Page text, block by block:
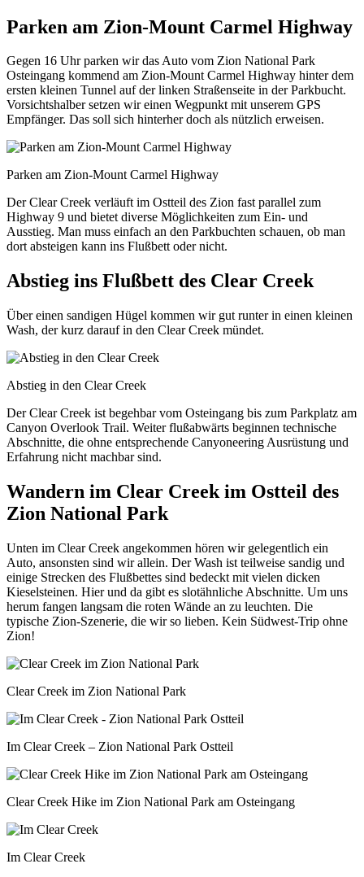
Parken am Zion-Mount Carmel Highway
Gegen 16 Uhr parken wir das Auto vom Zion National Park
Osteingang kommend am Zion-Mount Carmel Highway hinter dem
ersten kleinen Tunnel auf der linken Straßenseite in der Parkbucht.
Vorsichtshalber setzen wir einen Wegpunkt mit unserem GPS
Empfänger. Das soll sich hinterher doch als nützlich erweisen.
Parken am Zion-Mount Carmel Highway
Der Clear Creek verläuft im Ostteil des Zion fast parallel zum
Highway 9 und bietet diverse Möglichkeiten zum Ein- und
Ausstieg. Man muss einfach an den Parkbuchten schauen, ob man
dort absteigen kann ins Flußbett oder nicht.
Abstieg ins Flußbett des Clear Creek
Über einen sandigen Hügel kommen wir gut runter in einen kleinen
Wash, der kurz darauf in den Clear Creek mündet.
Abstieg in den Clear Creek
Der Clear Creek ist begehbar vom Osteingang bis zum Parkplatz am
Canyon Overlook Trail. Weiter flußabwärts beginnen technische
Abschnitte, die ohne entsprechende Canyoneering Ausrüstung und
Erfahrung nicht machbar sind.
Wandern im Clear Creek im Ostteil des
Zion National Park
Unten im Clear Creek angekommen hören wir gelegentlich ein
Auto, ansonsten sind wir allein. Der Wash ist teilweise sandig und
einige Strecken des Flußbettes sind bedeckt mit vielen dicken
Kieselsteinen. Hier und da gibt es slotähnliche Abschnitte. Um uns
herum fangen langsam die roten Wände an zu leuchten. Die
typische Zion-Szenerie, die wir so lieben. Kein Südwest-Trip ohne
Zion!
Clear Creek im Zion National Park
Im Clear Creek – Zion National Park Ostteil
Clear Creek Hike im Zion National Park am Osteingang
Im Clear Creek